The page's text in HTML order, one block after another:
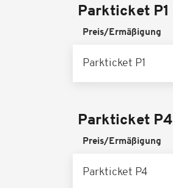
Parkticket P1
Preis/Ermäßigung
Parkticket P1
Parkticket P4
Preis/Ermäßigung
Parkticket P4